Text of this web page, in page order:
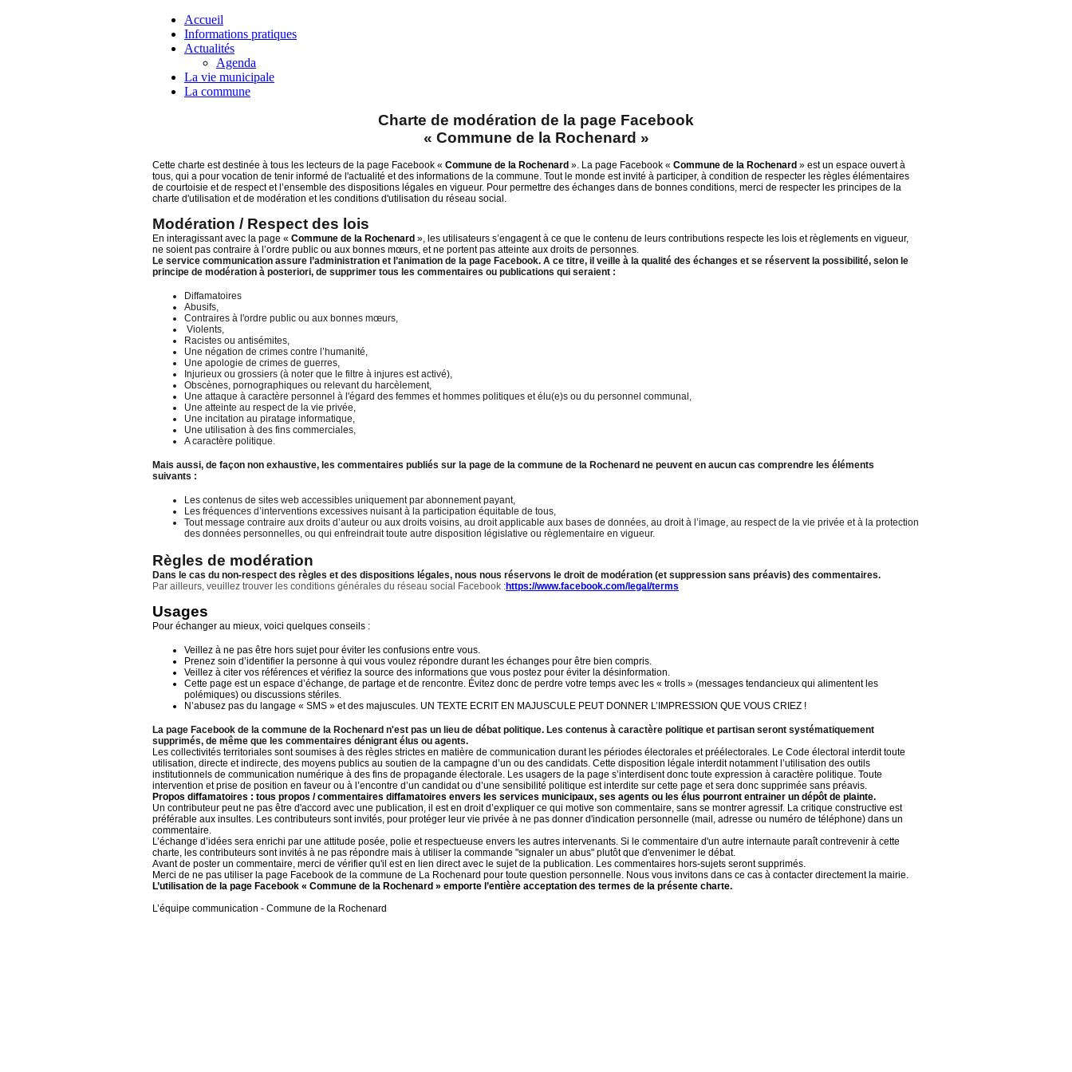
Accueil
Informations pratiques
Actualités
Agenda
La vie municipale
La commune
Charte de modération de la page Facebook
« Commune de la Rochenard »
Cette charte est destinée à tous les lecteurs de la page Facebook « Commune de la Rochenard ». La page Facebook « Commune de la Rochenard » est un espace ouvert à
tous, qui a pour vocation de tenir informé de l'actualité et des informations de la commune. Tout le monde est invité à participer, à condition de respecter les règles élémentaires
de courtoisie et de respect et l’ensemble des dispositions légales en vigueur. Pour permettre des échanges dans de bonnes conditions, merci de respecter les principes de la
charte d'utilisation et de modération et les conditions d'utilisation du réseau social.
Modération / Respect des lois
En interagissant avec la page « Commune de la Rochenard », les utilisateurs s’engagent à ce que le contenu de leurs contributions respecte les lois et règlements en vigueur,
ne soient pas contraire à l’ordre public ou aux bonnes mœurs, et ne portent pas atteinte aux droits de personnes.
Le service communication assure l’administration et l’animation de la page Facebook. A ce titre, il veille à la qualité des échanges et se réservent la possibilité, selon le
principe de modération à posteriori, de supprimer tous les commentaires ou publications qui seraient :
Diffamatoires
Abusifs,
Contraires à l'ordre public ou aux bonnes mœurs,
Violents,
Racistes ou antisémites,
Une négation de crimes contre l’humanité,
Une apologie de crimes de guerres,
Injurieux ou grossiers (à noter que le filtre à injures est activé),
Obscènes, pornographiques ou relevant du harcèlement,
Une attaque à caractère personnel à l'égard des femmes et hommes politiques et élu(e)s ou du personnel communal,
Une atteinte au respect de la vie privée,
Une incitation au piratage informatique,
Une utilisation à des fins commerciales,
A caractère politique.
Mais aussi, de façon non exhaustive, les commentaires publiés sur la page de la commune de la Rochenard ne peuvent en aucun cas comprendre les éléments
suivants :
Les contenus de sites web accessibles uniquement par abonnement payant,
Les fréquences d’interventions excessives nuisant à la participation équitable de tous,
Tout message contraire aux droits d’auteur ou aux droits voisins, au droit applicable aux bases de données, au droit à l’image, au respect de la vie privée et à la protection
des données personnelles, ou qui enfreindrait toute autre disposition législative ou règlementaire en vigueur.
Règles de modération
Dans le cas du non-respect des règles et des dispositions légales, nous nous réservons le droit de modération (et suppression sans préavis) des commentaires.
Par ailleurs, veuillez trouver les conditions générales du réseau social Facebook :https://www.facebook.com/legal/terms
Usages
Pour échanger au mieux, voici quelques conseils :
Veillez à ne pas être hors sujet pour éviter les confusions entre vous.
Prenez soin d’identifier la personne à qui vous voulez répondre durant les échanges pour être bien compris.
Veillez à citer vos références et vérifiez la source des informations que vous postez pour éviter la désinformation.
Cette page est un espace d’échange, de partage et de rencontre. Évitez donc de perdre votre temps avec les « trolls » (messages tendancieux qui alimentent les
polémiques) ou discussions stériles.
N’abusez pas du langage « SMS » et des majuscules. UN TEXTE ECRIT EN MAJUSCULE PEUT DONNER L’IMPRESSION QUE VOUS CRIEZ !
La page Facebook de la commune de la Rochenard n'est pas un lieu de débat politique. Les contenus à caractère politique et partisan seront systématiquement
supprimés, de même que les commentaires dénigrant élus ou agents.
Les collectivités territoriales sont soumises à des règles strictes en matière de communication durant les périodes électorales et préélectorales. Le Code électoral interdit toute
utilisation, directe et indirecte, des moyens publics au soutien de la campagne d’un ou des candidats. Cette disposition légale interdit notamment l’utilisation des outils
institutionnels de communication numérique à des fins de propagande électorale. Les usagers de la page s’interdisent donc toute expression à caractère politique. Toute
intervention et prise de position en faveur ou à l’encontre d’un candidat ou d’une sensibilité politique est interdite sur cette page et sera donc supprimée sans préavis.
Propos diffamatoires : tous propos / commentaires diffamatoires envers les services municipaux, ses agents ou les élus pourront entrainer un dépôt de plainte.
Un contributeur peut ne pas être d'accord avec une publication, il est en droit d’expliquer ce qui motive son commentaire, sans se montrer agressif. La critique constructive est
préférable aux insultes. Les contributeurs sont invités, pour protéger leur vie privée à ne pas donner d'indication personnelle (mail, adresse ou numéro de téléphone) dans un
commentaire.
L’échange d’idées sera enrichi par une attitude posée, polie et respectueuse envers les autres intervenants. Si le commentaire d'un autre internaute paraît contrevenir à cette
charte, les contributeurs sont invités à ne pas répondre mais à utiliser la commande "signaler un abus" plutôt que d'envenimer le débat.
Avant de poster un commentaire, merci de vérifier qu'il est en lien direct avec le sujet de la publication. Les commentaires hors-sujets seront supprimés.
Merci de ne pas utiliser la page Facebook de la commune de La Rochenard pour toute question personnelle. Nous vous invitons dans ce cas à contacter directement la mairie.
L’utilisation de la page Facebook « Commune de la Rochenard » emporte l’entière acceptation des termes de la présente charte.
L’équipe communication - Commune de la Rochenard